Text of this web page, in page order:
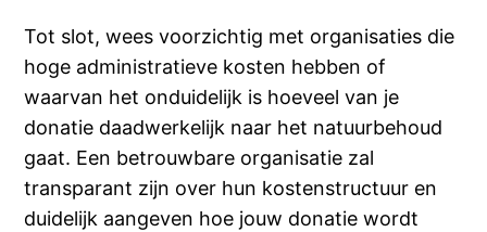
Tot slot, wees voorzichtig met organisaties die
hoge administratieve kosten hebben of
waarvan het onduidelijk is hoeveel van je
donatie daadwerkelijk naar het natuurbehoud
gaat. Een betrouwbare organisatie zal
transparant zijn over hun kostenstructuur en
duidelijk aangeven hoe jouw donatie wordt